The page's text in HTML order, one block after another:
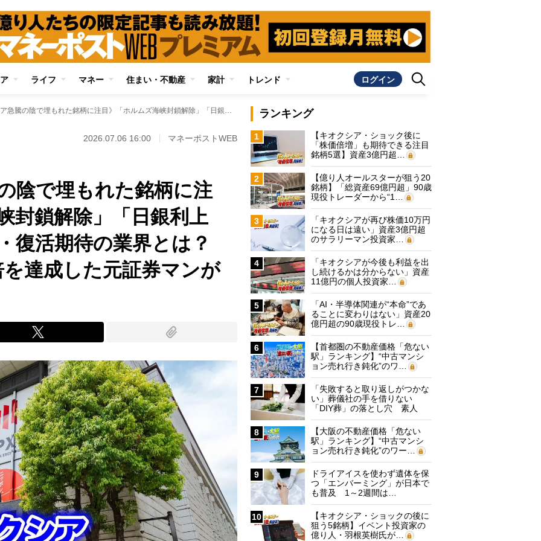
ライフ マネー 住まい・不動産 家計 トレンド ログイン
《キオクシア急騰の陰で埋もれた銘柄に注目》「ホルムズ海峡封鎖解除」「日銀利上げ」による追い風・復活期待の業界とは？ 2年弱で資産17.5倍を達成した元証券マンが読み解く
2026.07.06 16:00 マネーポストWEB
陰で埋もれた銘柄に注
封鎖解除」「日銀利上
復活期待の業界とは？
達成した元証券マンが
ランキング
1
【キオクシア・ショック後に
「株価倍増」も期待できる注目
銘柄5選】資産3億円超…
2
【億り人オールスターが狙う20
銘柄】「総資産69億円超」90歳
現役トレーダーから“1…
3
「キオクシアが再び株価10万円
になる日は遠い」資産3億円超
のサラリーマン投資家…
4
「キオクシアが今後も利益を出
し続けるかは分からない」資産
11億円の個人投資家…
5
「AI・半導体関連が“本命”であ
ることに変わりはない」資産20
億円超の90歳現役トレ…
6
【首都圏の不動産価格「危ない
駅」ランキング】“中古マンシ
ョン売れ行き鈍化”のワ…
7
「失敗すると取り返しがつかな
い」葬儀社の手を借りない
「DIY葬」の落とし穴 素人
に…
8
【大阪の不動産価格「危ない
駅」ランキング】“中古マンシ
ョン売れ行き鈍化”のワー…
9
ドライアイスを使わず遺体を保
つ「エンバーミング」が日本で
も普及 1～2週間は…
10
【キオクシア・ショックの後に
狙う5銘柄】イベント投資家の
億り人・羽根英樹氏が…